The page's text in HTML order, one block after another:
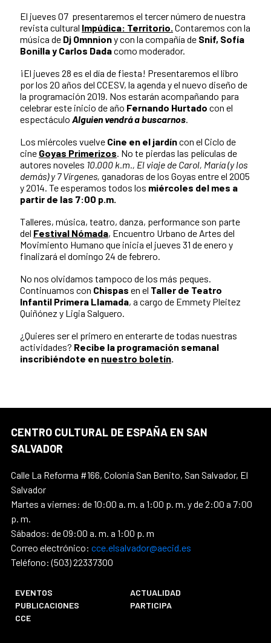
El jueves 07 presentaremos el tercer número de nuestra
revista cultural Impúdica: Territorio. Contaremos con la
música de Dj Omnniony con la compañía de Snif, Sofía
Bonilla y Carlos Dadacomo moderador.
¡El jueves 28 es el día de fiesta! Presentaremos el libro
por los 20 años del CCESV, la agenda y el nuevo diseño de
la programación 2019. Nos estarán acompañando para
celebrar este inicio de año Fernando Hurtado con el
espectáculo Alguien vendrá a buscarnos.
Los miércoles vuelve Cine en el jardíncon el Ciclo de
cine Goyas Primerizos. No te pierdas las películas de
autores noveles 10.000 k.m., El viaje de Carol, María (y los
demás) y 7 Vírgenes, ganadoras de los Goyas entre el 2005
y 2014. Te esperamos todos los miércoles del mes a
partir de las 7:00 p.m.
Talleres, música, teatro, danza, performance son parte
del Festival Nómada, Encuentro Urbano de Artes del
Movimiento Humano que inicia el jueves 31 de enero y
finalizará el domingo 24 de febrero.
No nos olvidamos tampoco de los más peques.
Continuamos con Chispas en el Taller de Teatro
Infantil Primera Llamada, a cargo de Emmety Pleitez
Quiñónez y Ligia Salguero.
¿Quieres ser el primero en enterarte de todas nuestras
actividades? Recibe la programación semanal
inscribiéndote en nuestro boletín.
CENTRO CULTURAL DE ESPAÑA EN SAN
SALVADOR
Calle La Reforma #166, Colonia San Benito, San Salvador, El
Salvador
Martes a viernes: de 10:00 a. m. a 1:00 p. m. y de 2:00 a 7:00
p. m.
Sábados: de 09:00 a. m. a 1:00 p. m
Correo electrónico: cce.elsalvador@aecid.es
Teléfono: (503) 22337300
EVENTOS
ACTUALIDAD
PUBLICACIONES
PARTICIPA
CCE